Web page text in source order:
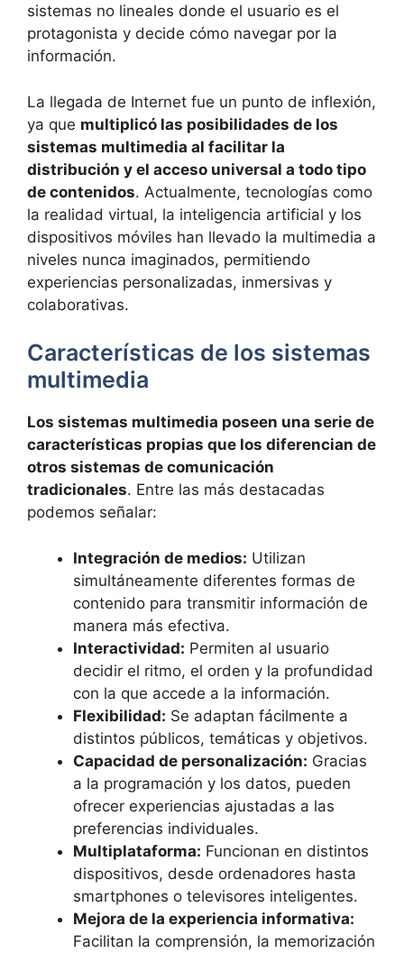
sistemas no lineales donde el usuario es el
protagonista y decide cómo navegar por la
información.
La llegada de Internet fue un punto de inflexión,
ya que multiplicó las posibilidades de los
sistemas multimedia al facilitar la
distribución y el acceso universal a todo tipo
de contenidos. Actualmente, tecnologías como
la realidad virtual, la inteligencia artificial y los
dispositivos móviles han llevado la multimedia a
niveles nunca imaginados, permitiendo
experiencias personalizadas, inmersivas y
colaborativas.
Características de los sistemas
multimedia
Los sistemas multimedia poseen una serie de
características propias que los diferencian de
otros sistemas de comunicación
tradicionales. Entre las más destacadas
podemos señalar:
Integración de medios: Utilizan
simultáneamente diferentes formas de
contenido para transmitir información de
manera más efectiva.
Interactividad: Permiten al usuario
decidir el ritmo, el orden y la profundidad
con la que accede a la información.
Flexibilidad: Se adaptan fácilmente a
distintos públicos, temáticas y objetivos.
Capacidad de personalización: Gracias
a la programación y los datos, pueden
ofrecer experiencias ajustadas a las
preferencias individuales.
Multiplataforma: Funcionan en distintos
dispositivos, desde ordenadores hasta
smartphones o televisores inteligentes.
Mejora de la experiencia informativa:
Facilitan la comprensión, la memorización